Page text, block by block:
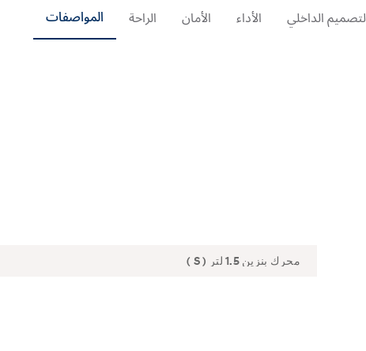
الداخلي الأداء الأمان الراحة المواصفات